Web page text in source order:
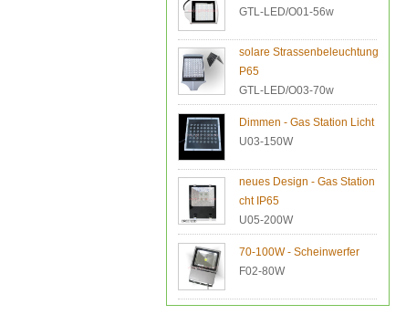
GTL-LED/O01-56w
solare Strassenbeleuchtung I
P65
GTL-LED/O03-70w
Dimmen - Gas Station Licht
U03-150W
neues Design - Gas Station Li
cht IP65
U05-200W
70-100W - Scheinwerfer
F02-80W